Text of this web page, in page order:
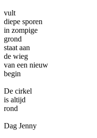
vult
diepe sporen
in zompige
grond
staat aan
de wieg
van een nieuw
begin
De cirkel
is altijd
rond
Dag Jenny